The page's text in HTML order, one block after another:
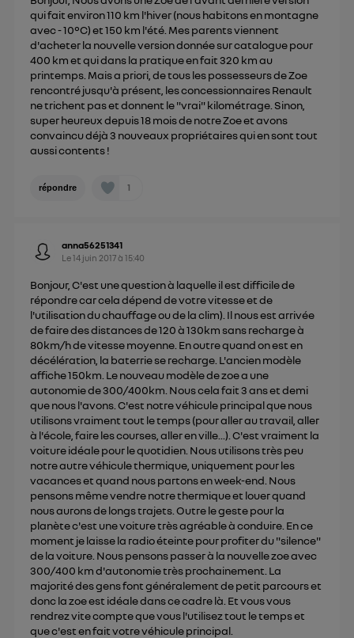
qui fait environ 110 km l'hiver (nous habitons en montagne
avec - 10°C) et 150 km l'été. Mes parents viennent
d'acheter la nouvelle version donnée sur catalogue pour
400 km et qui dans la pratique en fait 320 km au
printemps. Mais a priori, de tous les possesseurs de Zoe
rencontré jusqu'à présent, les concessionnaires Renault
ne trichent pas et donnent le "vrai" kilométrage. Sinon,
super heureux depuis 18 mois de notre Zoe et avons
convaincu déjà 3 nouveaux propriétaires qui en sont tout
aussi contents !
répondre 1
anna56251341
Le14 juin 2017à15:40
Bonjour, C'est une question à laquelle il est difficile de
répondre car cela dépend de votre vitesse et de
l'utilisation du chauffage ou de la clim). Il nous est arrivée
de faire des distances de 120 à 130km sans recharge à
80km/h de vitesse moyenne. En outre quand on est en
décélération, la baterrie se recharge. L'ancien modèle
affiche 150km. Le nouveau modèle de zoe a une
autonomie de 300/400km. Nous cela fait 3 ans et demi
que nous l'avons. C'est notre véhicule principal que nous
utilisons vraiment tout le temps (pour aller au travail, aller
à l'école, faire les courses, aller en ville...). C'est vraiment la
voiture idéale pour le quotidien. Nous utilisons très peu
notre autre véhicule thermique, uniquement pour les
vacances et quand nous partons en week-end. Nous
pensons même vendre notre thermique et louer quand
nous aurons de longs trajets. Outre le geste pour la
planète c'est une voiture très agréable à conduire. En ce
moment je laisse la radio éteinte pour profiter du "silence"
de la voiture. Nous pensons passer à la nouvelle zoe avec
300/400 km d'autonomie très prochainement. La
majorité des gens font généralement de petit parcours et
donc la zoe est idéale dans ce cadre là. Et vous vous
rendrez vite compte que vous l'utilisez tout le temps et
que c'est en fait votre véhicule principal.
de votre contrat internet (ex : votre numéro de
téléphone).
L'identifiant est associé à votre connexion
internet. Ainsi, toutes les personnes utilisant la
même connexion et ayant consenties se verront
attribuer le même identifiant. En général :
Pour uneconnexion foyer(ex : Wi-Fi), la personnalisation sera basée
sur la navigation des membres du foyer ayant consentis.
Pour uneconnexion mobile
Vous pouvez à tout moment retirer ce
Pour plus d'informations, veuillez consulter
Politique d'information sur les données
personnelles d'Utiq.